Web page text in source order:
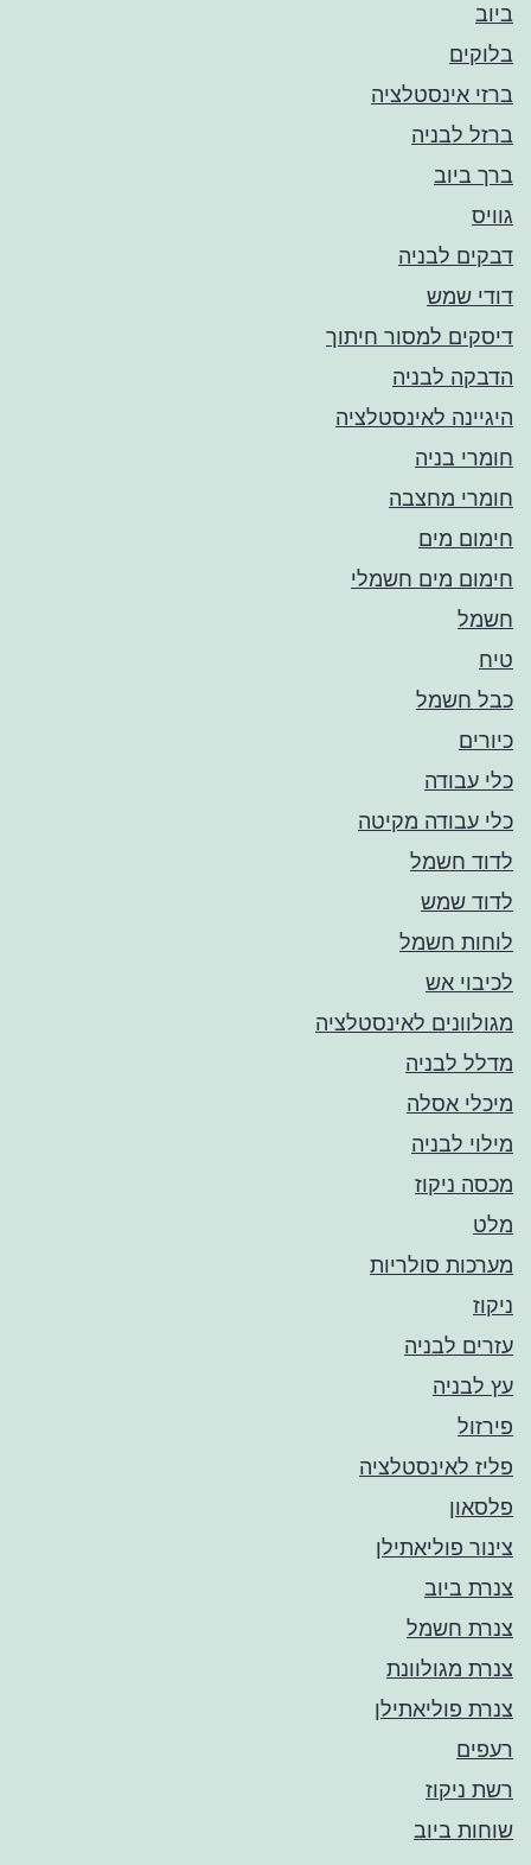
ביוב
בלוקים
ברזי אינסטלציה
ברזל לבניה
ברך ביוב
גוויס
דבקים לבניה
דודי שמש
דיסקים למסור חיתוך
הדבקה לבניה
היגיינה לאינסטלציה
חומרי בניה
חומרי מחצבה
חימום מים
חימום מים חשמלי
חשמל
טיח
כבל חשמל
כיורים
כלי עבודה
כלי עבודה מקיטה
לדוד חשמל
לדוד שמש
לוחות חשמל
לכיבוי אש
מגולוונים לאינסטלציה
מדלל לבניה
מיכלי אסלה
מילוי לבניה
מכסה ניקוז
מלט
מערכות סולריות
ניקוז
עזרים לבניה
עץ לבניה
פירזול
פליז לאינסטלציה
פלסאון
צינור פוליאתילן
צנרת ביוב
צנרת חשמל
צנרת מגולוונת
צנרת פוליאתילן
רעפים
רשת ניקוז
שוחות ביוב